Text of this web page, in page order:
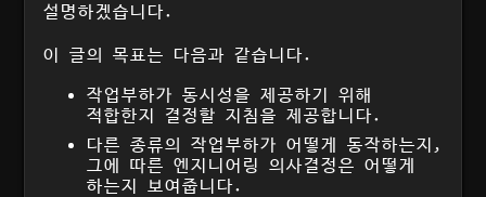
설명하겠습니다.
이 글의 목표는 다음과 같습니다.
작업부하가 동시성을 제공하기 위해
적합한지 결정할 지침을 제공합니다.
다른 종류의 작업부하가 어떻게 동작하는지,
그에 따른 엔지니어링 의사결정은 어떻게
하는지 보여줍니다.